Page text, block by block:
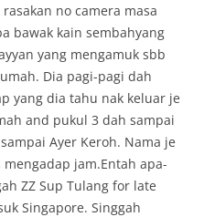
no camera masa
bawak kain sembahyang
yang mengamuk sbb
Dia pagi-pagi dah
yang dia tahu nak keluar je
and pukul 3 dah sampai
Ayer Keroh. Nama je
jam.Entah apa-
ZZ Sup Tulang for late
Singapore. Singgah